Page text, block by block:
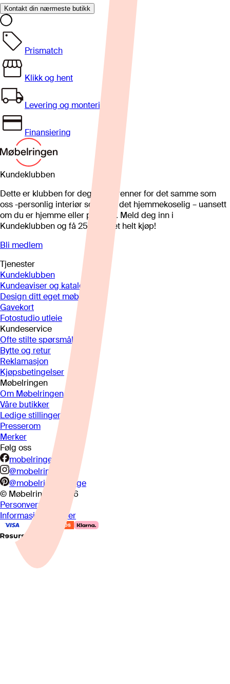
Kontakt din nærmeste butikk
Prismatch
Klikk og hent
Levering og montering
Finansiering
Kundeklubben
Dette er klubben for deg som brenner for det samme som
oss -personlig interiør som gjør det hjemmekoselig – uansett
om du er hjemme eller på hytta. Meld deg inn i
Kundeklubben og få 25%* på et helt kjøp!
Bli medlem
Tjenester
Kundeklubben
Kundeaviser og kataloger
Design ditt eget møbel
Gavekort
Fotostudio utleie
Kundeservice
Ofte stilte spørsmål
Bytte og retur
Reklamasjon
Kjøpsbetingelser
Møbelringen
Om Møbelringen
Våre butikker
Ledige stillinger
Presserom
Merker
Følg oss
mobelringen.no
@mobelringen
@mobelringennorge
© Møbelringen
2026
Personvern
Informasjonskapsler